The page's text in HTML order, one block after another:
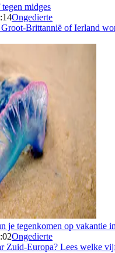
midges
Ongedierte
Brittannië of Ierland
je tegenkomen op vakantie
Ongedierte
Zuid-Europa? Lees welke